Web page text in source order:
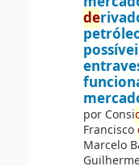
de
por Consi
Francisco
Marcelo